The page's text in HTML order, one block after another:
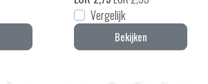
Vergelijk
Bekijken